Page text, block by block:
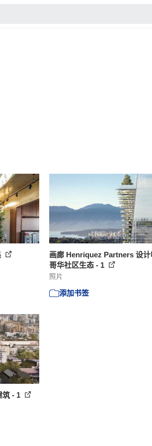
画廊 Henriquez Partners 设计
哥华社区生态 - 1
照片
添加书签
筑 - 1